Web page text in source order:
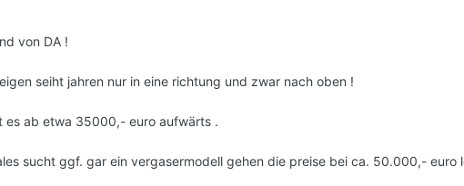
von DA !
seiht jahren nur in eine richtung und zwar nach oben !
ab etwa 35000,- euro aufwärts .
sucht ggf. gar ein vergasermodell gehen die preise bei ca. 50.000,- euro